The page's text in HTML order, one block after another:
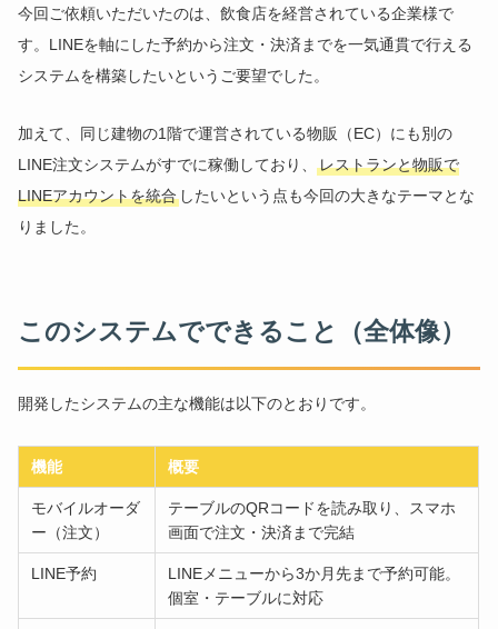
今回ご依頼いただいたのは、飲食店を経営されている企業様で
す。LINEを軸にした予約から注文・決済までを一気通貫で行える
システムを構築したいというご要望でした。
加えて、同じ建物の1階で運営されている物販（EC）にも別の
LINE注文システムがすでに稼働しており、レストランと物販で
LINEアカウントを統合 したいという点も今回の大きなテーマとな
りました。
このシステムでできること（全体像）
開発したシステムの主な機能は以下のとおりです。
機能 概要
モバイルオーダ
ー（注文）
テーブルのQRコードを読み取り、スマホ
画面で注文・決済まで完結
LINE予約
LINEメニューから3か月先まで予約可能。
個室・テーブルに対応